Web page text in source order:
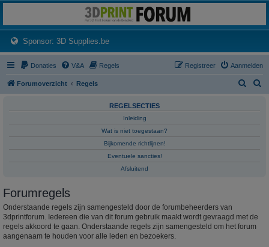
Het 3D print forum van de Benelux na de sluiting van 3dprintforum.nl
Sponsor: 3D Supplies.be(Opens a new tab)
Donaties V&A Regels Aanmelden
Registreer
Forumoverzicht Regels
e
REGELSECTIES
Inleiding
Wat is niet toegestaan?
Bijkomende richtlijnen!
Eventuele sancties!
Afsluitend
Forumregels
Onderstaande regels zijn samengesteld door de forumbeheerders van
3dprintforum. Iedereen die van dit forum gebruik maakt wordt gevraagd met de
regels akkoord te gaan. Onderstaande regels zijn samengesteld om het forum
aangenaam te houden voor alle leden en bezoekers.